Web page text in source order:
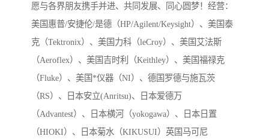
愿与各界朋友携手并进、共同发展、同心圆梦！经营：
美国惠普/安捷伦/是德（HP/Agilent/Keysight）、美国泰
克（Tektronix）、美国力科（leCroy）、美国艾法斯
（Aeroflex）、美国吉时利（Keithley）、美国福禄克
（Fluke）、美国*仪器（NI）、德国罗德与施瓦茨
（RS）、日本安立(Anritsu)、日本爱德万
（Advantest）、日本横河（yokogawa）、日本日置
（HIOKI）、日本菊水（KIKUSUI）英国马可尼